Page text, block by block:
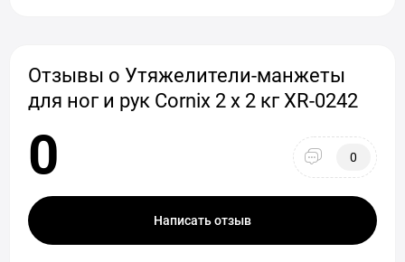
Отзывы о Утяжелители-манжеты
для ног и рук Cornix 2 x 2 кг XR-0242
0 0
Написать отзыв